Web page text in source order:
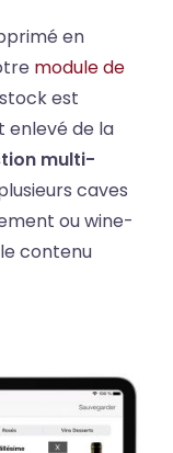
en
module de
est
enlevé de la
multi-
caves
ou wine-
contenu